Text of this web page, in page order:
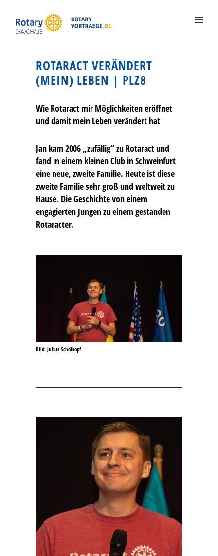
ROTARACT VERÄNDERT
(MEIN) LEBEN | PLZ8
Wie Rotaract mir Möglichkeiten eröffnet
und damit mein Leben verändert hat
Jan kam 2006 „zufällig“ zu Rotaract und
fand in einem kleinen Club in Schweinfurt
eine neue, zweite Familie. Heute ist diese
zweite Familie sehr groß und weltweit zu
Hause. Die Geschichte von einem
engagierten Jungen zu einem gestanden
Rotaracter.
Bild: Julius Schölkopf